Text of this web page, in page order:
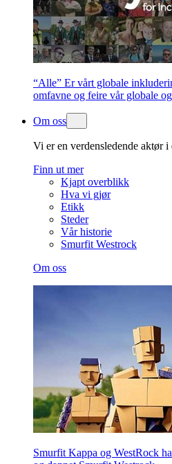
“Alle” Er vårt globale
omfavne og feire vår globale
Om oss
Vi er en verdensledende aktør
Finn ut mer
Kjapt overblikk
Hva vi gjør
Etikk
Steder
Vår historie
Smurfit Westrock
Om oss
Smurfit Kappa og WestRock